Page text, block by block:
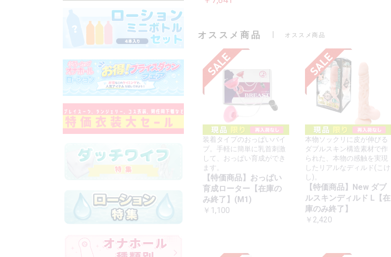
オススメ商品 オススメ商品
装着タイプのおっぱいバイ
ブ。手軽に簡単に乳首刺激
して、おっぱい育成ができ
ます。
【特価商品】おっぱい
育成ローター【在庫の
み終了】(M1)
￥1,100
本物ソックリに皮が伸びる
ダブルスキン構造素材で作
られた、本物の感触を実現
したリアルなディルド(こけ
し)。
【特価商品】New ダブ
ルスキンディルド L【在
庫のみ終了】
￥2,420